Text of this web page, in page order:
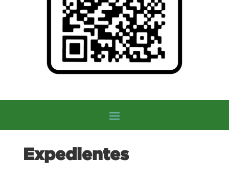
Expedientes